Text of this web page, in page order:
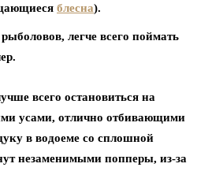
блесна).
легче всего поймать
всего остановиться на
усами, отлично отбивающими
в водоеме со сплошной
незаменимыми попперы, из-за